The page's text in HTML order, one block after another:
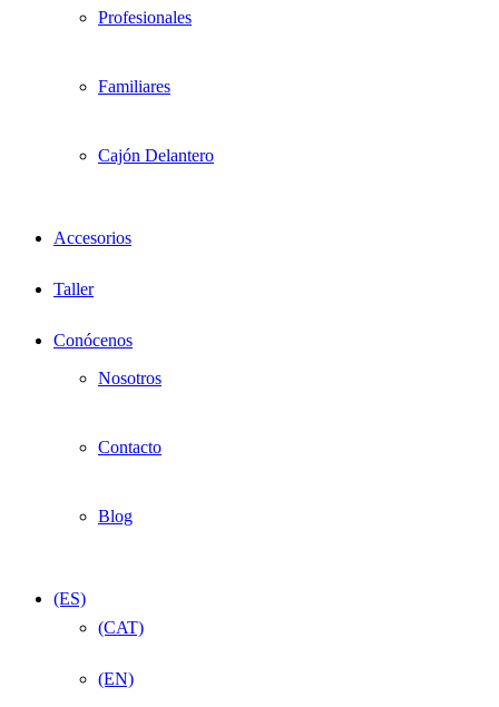
Profesionales
Familiares
Cajón Delantero
Accesorios
Taller
Conócenos
Nosotros
Contacto
Blog
(ES)
(CAT)
(EN)